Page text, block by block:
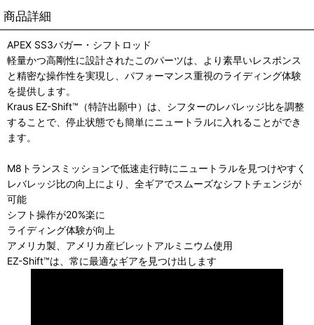
商品詳細
APEX SS3バガー・シフトロッド
軽量かつ高剛性に設計されたこのパーツは、より素早いレスポンス
と精密な操作性を実現し、パフォーマンス重視のライディング体験
を提供します。
Kraus EZ-Shift™（特許出願中）は、シフターのレバレッジ比を調整
することで、停止状態でも簡単にニュートラルに入れることができ
ます。
M8トランスミッションで低速走行時にニュートラルを見つけやすく
レバレッジ比の向上により、全ギアでスムーズなシフトチェンジが
可能
シフト操作が20%楽に
ライディング体験が向上
アメリカ製、アメリカ産ビレットアルミニウム使用
EZ-Shift™は、常に最適なギアを見つけ出します